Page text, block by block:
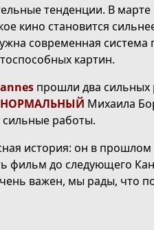
тенденции. В
кино становится
современная
картин.
прошли два
Михаила
работы.
история: он в
фильм до следующего
важен, мы рады, что